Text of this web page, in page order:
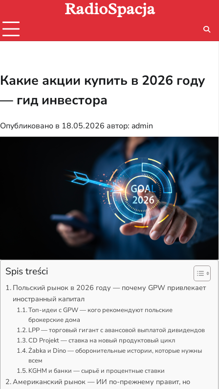
содержимому
RadioSpacja
Какие акции купить в 2026 году
— гид инвестора
Опубликовано в 18.05.2026 автор: admin
Spis treści
Польский рынок в 2026 году — почему GPW привлекает
иностранный капитал
Топ-идеи с GPW — кого рекомендуют польские
брокерские дома
LPP — торговый гигант с авансовой выплатой дивидендов
CD Projekt — ставка на новый продуктовый цикл
Żabka и Dino — оборонительные истории, которые нужны
всем
KGHM и банки — сырьё и процентные ставки
Американский рынок — ИИ по-прежнему правит, но